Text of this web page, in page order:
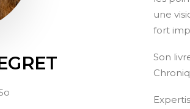
une
fort
Son